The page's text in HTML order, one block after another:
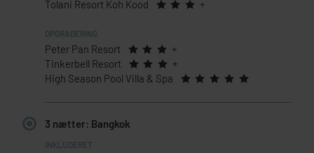
Tolani Resort Koh Kood +
Peter Pan Resort
+
Tinkerbell Resort
+
High Season Pool Villa & Spa
3 nætter: Bangkok